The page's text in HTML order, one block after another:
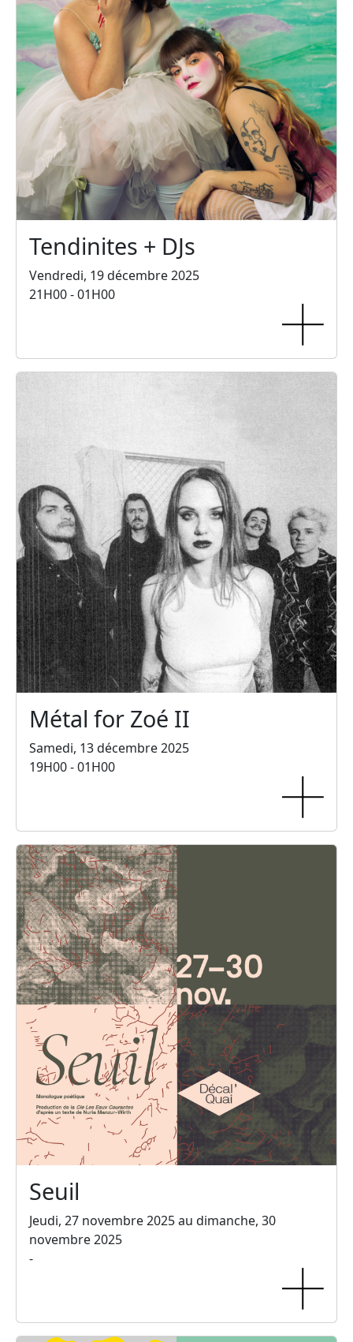
Tendinites + DJs
Vendredi, 19 décembre 2025
21H00 - 01H00
Métal for Zoé II
Samedi, 13 décembre 2025
19H00 - 01H00
Seuil
Jeudi, 27 novembre 2025 au dimanche, 30
novembre 2025
-